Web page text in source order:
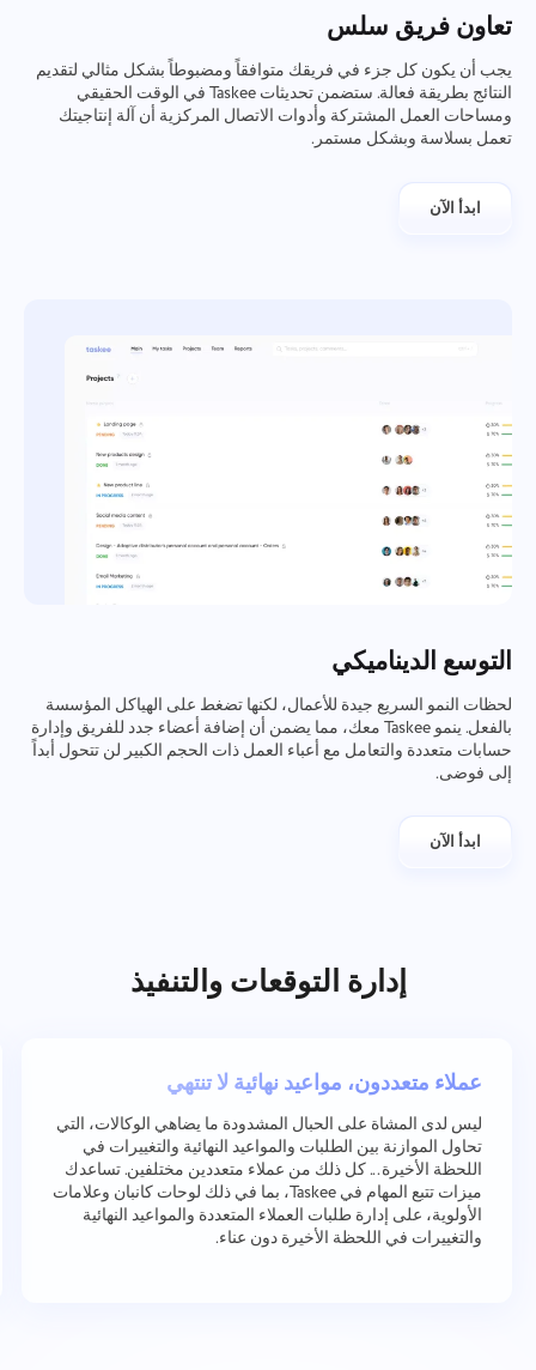
تعاون فريق سلس
يجب أن يكون كل جزء في فريقك متوافقاً ومضبوطاً بشكل مثالي لتقديم
النتائج بطريقة فعالة. ستضمن تحديثات Taskee في الوقت الحقيقي
ومساحات العمل المشتركة وأدوات الاتصال المركزية أن آلة إنتاجيتك
تعمل بسلاسة وبشكل مستمر.
ابدأ الآن
التوسع الديناميكي
لحظات النمو السريع جيدة للأعمال، لكنها تضغط على الهياكل المؤسسة
بالفعل. ينمو Taskee معك، مما يضمن أن إضافة أعضاء جدد للفريق وإدارة
حسابات متعددة والتعامل مع أعباء العمل ذات الحجم الكبير لن تتحول أبداً
إلى فوضى.
ابدأ الآن
إدارة التوقعات والتنفيذ
عملاء متعددون، مواعيد نهائية لا تنتهي
ليس لدى المشاة على الحبال المشدودة ما يضاهي الوكالات، التي
تحاول الموازنة بين الطلبات والمواعيد النهائية والتغييرات في
اللحظة الأخيرة... كل ذلك من عملاء متعددين مختلفين. تساعدك
ميزات تتبع المهام في Taskee، بما في ذلك لوحات كانبان وعلامات
الأولوية، على إدارة طلبات العملاء المتعددة والمواعيد النهائية
والتغييرات في اللحظة الأخيرة دون عناء.